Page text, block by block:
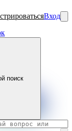
Вход
поиск